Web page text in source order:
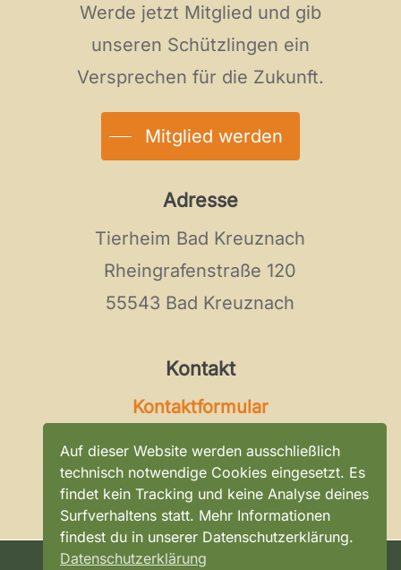
Werde jetzt Mitglied und gib
unseren Schützlingen ein
Versprechen für die Zukunft.
Mitglied werden
Adresse
Tierheim Bad Kreuznach
Rheingrafenstraße 120
55543 Bad Kreuznach
Kontakt
Kontaktformular
E-Mail: kontakt@tierheim-bad-
kreuznach.de
Auf dieser Website werden ausschließlich
technisch notwendige Cookies eingesetzt. Es
findet kein Tracking und keine Analyse deines
Surfverhaltens statt. Mehr Informationen
findest du in unserer Datenschutzerklärung.
Datenschutzerklärung